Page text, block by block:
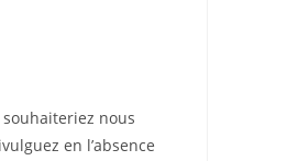
nous
en l’absence